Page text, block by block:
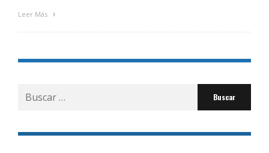
Leer Más
Buscar
por: